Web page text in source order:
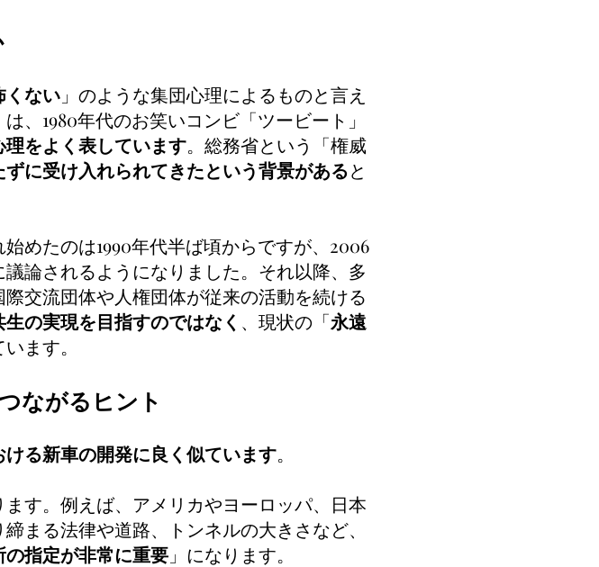
くない 」のような集団心理によるものと言え
、1980年代のお笑いコンビ「ツービート」
理をよく表しています。総務省という「権威
ずに受け入れられてきたという背景があると
始めたのは1990年代半ば頃からですが、2006
議論されるようになりました。それ以降、多
交流団体や人権団体が従来の活動を続ける
の実現を目指すのではなく 、現状の「永遠
ます。
ながるヒント
る新車の開発に良く似ています。
ます。例えば、アメリカやヨーロッパ、日本
まる法律や道路、トンネルの大きさなど、
の指定が非常に重要 」になります。